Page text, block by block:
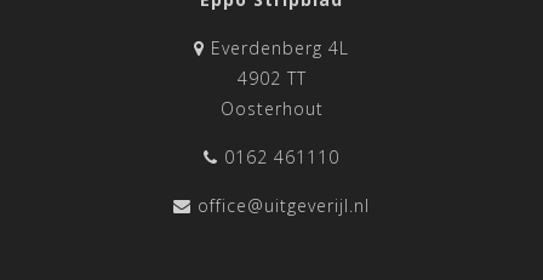
Everdenberg 4L
4902 TT
Oosterhout
0162 461110
office@uitgeverijl.nl